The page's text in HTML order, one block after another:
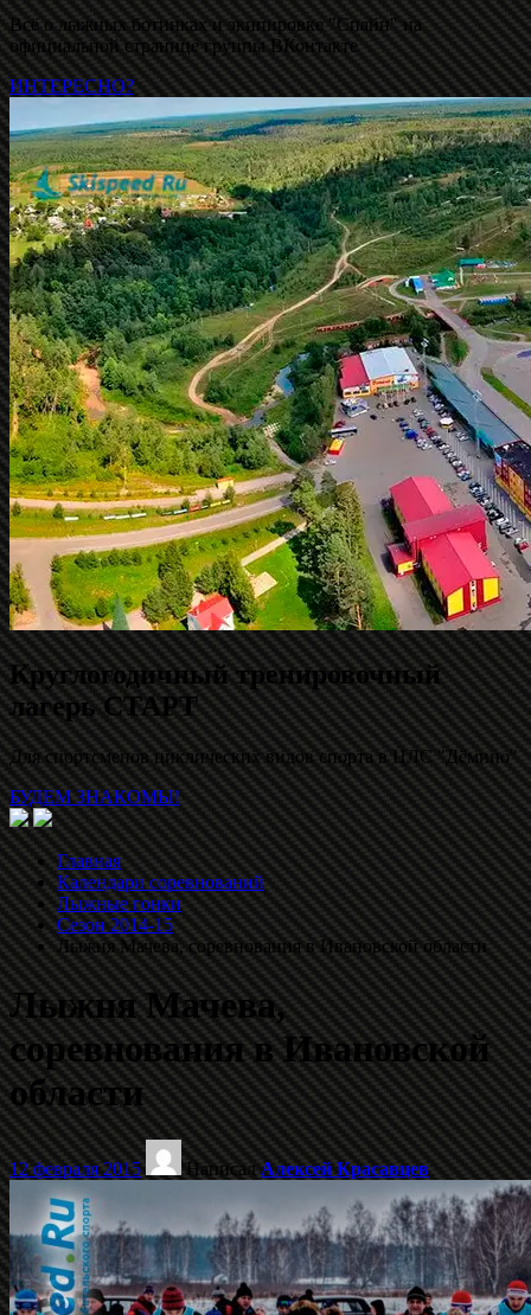
Всё о лыжных ботинках и экипировке "Спайн" на
официальной странице группы ВКонтакте
ИНТЕРЕСНО?
Круглогодичный тренировочный
лагерь СТАРТ
Для спортсменов циклических видов спорта в ЦЛС "Дёмино"
БУДЕМ ЗНАКОМЫ!
Главная
Календари соревнований
Лыжные гонки
Сезон 2014-15
Лыжня Мачева, соревнования в Ивановской области
Лыжня Мачева,
соревнования в Ивановской
области
12 февраля 2015 НаписалАлексей Красавцев